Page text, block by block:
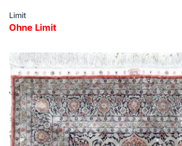
Limit
Ohne Limit